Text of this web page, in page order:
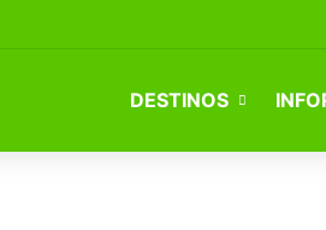
DESTINOS